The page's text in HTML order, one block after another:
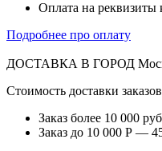
Оплата на реквизиты
Подробнее про оплату
ДОСТАВКА В ГОРОД
Стоимость доставки
Заказ более 10 000
Заказ до 10 000 Р —